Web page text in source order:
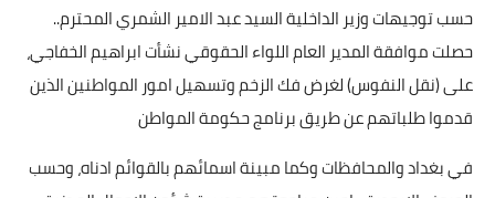
حسب توجيهات وزير الداخلية السيد عبد الامير الشمري المحترم..
حصلت موافقة المدير العام اللواء الحقوقي نشأت ابراهيم الخفاجي،
على (نقل النفوس) لغرض فك الزخم وتسهيل امور المواطنين الذين
قدموا طلباتهم عن طريق برنامج حكومة المواطن
في بغداد والمحافظات وكما مبينة اسمائهم بالقوائم ادناه، وحسب